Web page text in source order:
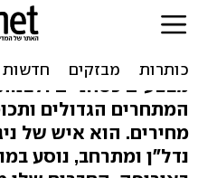
"אני עשיר
אין חג בלי רמי לוי,
מבצעים כסחניים
המתחרים הגדולים
מחירים. הוא איש של